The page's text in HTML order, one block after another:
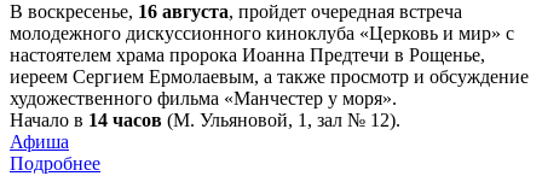
В воскресенье, 16 августа, пройдет очередная встреча
молодежного дискуссионного киноклуба «Церковь и мир» с
настоятелем храма пророка Иоанна Предтечи в Рощенье,
иереем Сергием Ермолаевым, а также просмотр и обсуждение
художественного фильма «Манчестер у моря».
Начало в 14 часов (М. Ульяновой, 1, зал № 12).
Афиша
Подробнее